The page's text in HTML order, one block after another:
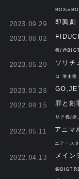
2023.09.29 即興劇
2023.08.02
役/
2023.05.20 ソリチ
コ 準主
2023.03.28
2022.09.15 罪と刻
リア役/@
2022.05.11 アニマ
エアース
2022.04.13 メイン
袋